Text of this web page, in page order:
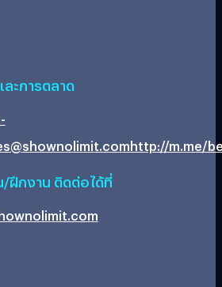
ละการตลาด
http://m.me/
/ฝึกงาน ติดต่อได้ที่